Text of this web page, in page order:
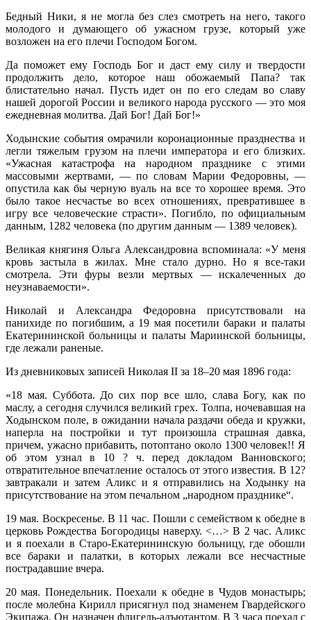
Бедный Ники, я не могла без слез смотреть на него, такого
молодого и думающего об ужасном грузе, который уже
возложен на его плечи Господом Богом.
Да поможет ему Господь Бог и даст ему силу и твердости
продолжить дело, которое наш обожаемый Папа? так
блистательно начал. Пусть идет он по его следам во славу
нашей дорогой России и великого народа русского — это моя
ежедневная молитва. Дай Бог! Дай Бог!»
Ходынские события омрачили коронационные празднества и
легли тяжелым грузом на плечи императора и его близких.
«Ужасная катастрофа на народном празднике с этими
массовыми жертвами, — по словам Марии Федоровны, —
опустила как бы черную вуаль на все то хорошее время. Это
было такое несчастье во всех отношениях, превратившее в
игру все человеческие страсти». Погибло, по официальным
данным, 1282 человека (по другим данным — 1389 человек).
Великая княгиня Ольга Александровна вспоминала: «У меня
кровь застыла в жилах. Мне стало дурно. Но я все-таки
смотрела. Эти фуры везли мертвых — искалеченных до
неузнаваемости».
Николай и Александра Федоровна присутствовали на
панихиде по погибшим, а 19 мая посетили бараки и палаты
Екатерининской больницы и палаты Мариинской больницы,
где лежали раненые.
Из дневниковых записей Николая II за 18–20 мая 1896 года:
«18 мая. Суббота. До сих пор все шло, слава Богу, как по
маслу, а сегодня случился великий грех. Толпа, ночевавшая на
Ходынском поле, в ожидании начала раздачи обеда и кружки,
наперла на постройки и тут произошла страшная давка,
причем, ужасно прибавить, потоптано около 1300 человек!! Я
об этом узнал в 10 ? ч. перед докладом Ванновского;
отвратительное впечатление осталось от этого известия. В 12?
завтракали и затем Аликс и я отправились на Ходынку на
присутствование на этом печальном „народном празднике“.
19 мая. Воскресенье. В 11 час. Пошли с семейством к обедне в
церковь Рождества Богородицы наверху. <…> В 2 час. Аликс
и я поехали в Старо-Екатерининскую больницу, где обошли
все бараки и палатки, в которых лежали все несчастные
пострадавшие вчера.
20 мая. Понедельник. Поехали к обедне в Чудов монастырь;
после молебна Кирилл присягнул под знаменем Гвардейского
Экипажа. Он назначен флигель-адъютантом. В 3 часа поехал с